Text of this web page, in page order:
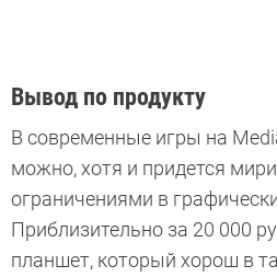
Вывод по продукту
В современные игры на
можно, хотя и придется
ограничениями в
Приблизительно за 20 000
планшет, который хорош в